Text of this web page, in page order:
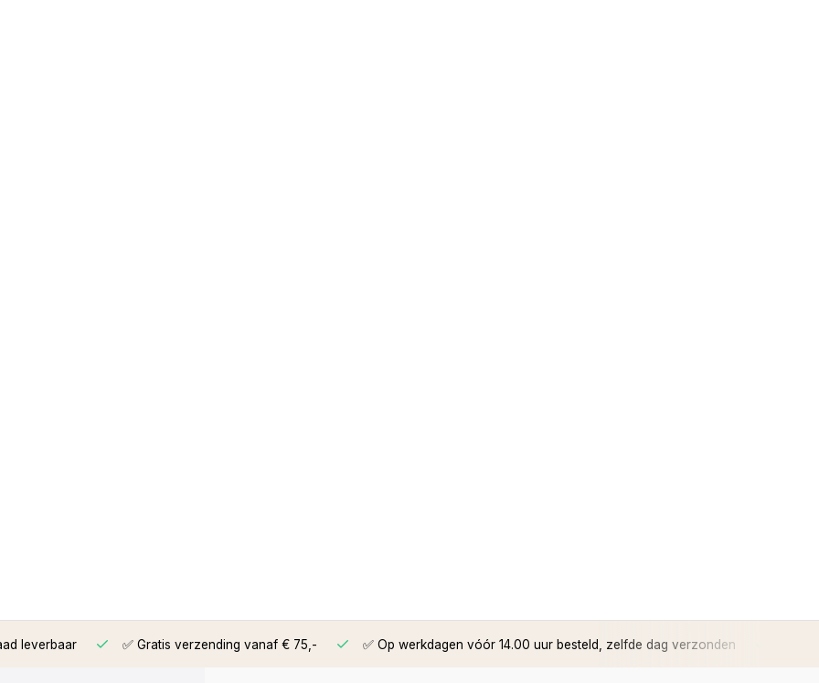
leverbaar ✅ Gratis verzending vanaf € 75,- ✅ Op werkdagen vóór 14.00 uur besteld, zelfde dag verzonden